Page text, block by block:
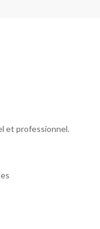
et professionnel.